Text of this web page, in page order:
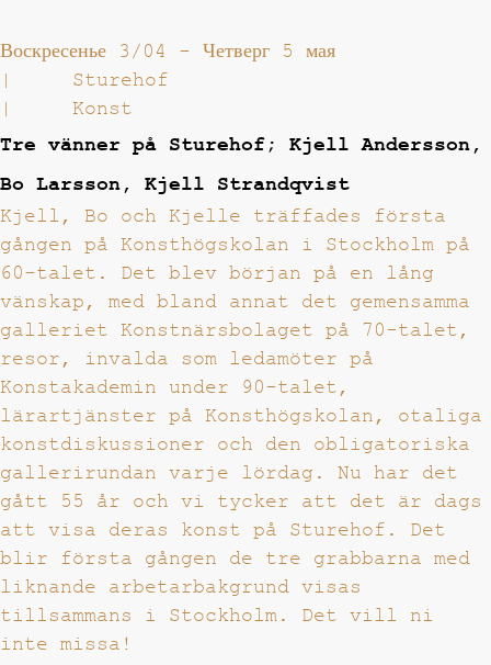
Воскресенье 3/04 - Четверг 5 мая
|
Sturehof
|
Konst
Tre vänner på Sturehof; Kjell Andersson,
Bo Larsson, Kjell Strandqvist
Kjell, Bo och Kjelle träffades första
gången på Konsthögskolan i Stockholm på
60-talet. Det blev början på en lång
vänskap, med bland annat det gemensamma
galleriet Konstnärsbolaget på 70-talet,
resor, invalda som ledamöter på
Konstakademin under 90-talet,
lärartjänster på Konsthögskolan, otaliga
konstdiskussioner och den obligatoriska
gallerirundan varje lördag. Nu har det
gått 55 år och vi tycker att det är dags
att visa deras konst på Sturehof. Det
blir första gången de tre grabbarna med
liknande arbetarbakgrund visas
tillsammans i Stockholm. Det vill ni
inte missa!